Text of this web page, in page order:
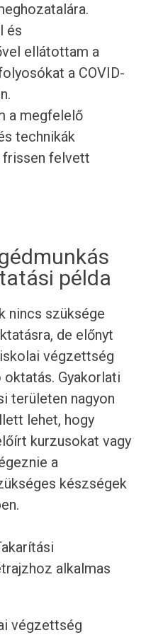
és
ellátottam a
a COVID-
a megfelelő
technikák
frissen felvett
példa
nincs szüksége
de előnyt
végzettség
Gyakorlati
területen nagyon
lehet, hogy
kurzusokat vagy
a
készségek
alkalmas
végzettség